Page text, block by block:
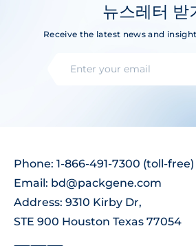
뉴스레터 받
Receive the latest news and
Phone: 1-866-491-7300 (toll-free)
Email: bd@packgene.com
Address: 9310 Kirby Dr,
STE 900 Houston Texas 77054